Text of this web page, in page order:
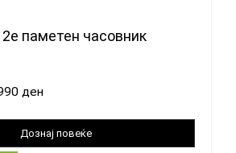
паметен часовник
ден